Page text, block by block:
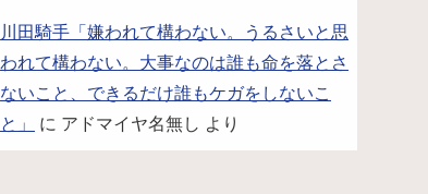
川田騎手「嫌われて構わない。うるさいと思
われて構わない。大事なのは誰も命を落とさ
ないこと、できるだけ誰もケガをしないこ
と」
に アドマイヤ名無し より